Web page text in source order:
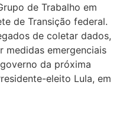
de Trabalho em
de Transição federal.
de coletar dados,
medidas emergenciais
da próxima
eleito Lula, em